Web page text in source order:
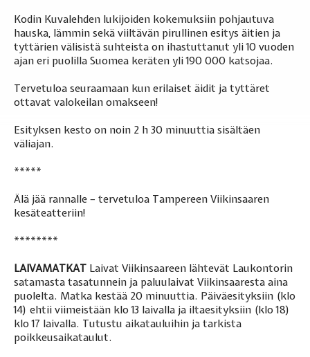
Kodin Kuvalehden lukijoiden kokemuksiin pohjautuva
hauska, lämmin sekä viiltävän pirullinen esitys äitien ja
tyttärien välisistä suhteista on ihastuttanut yli 10 vuoden
ajan eri puolilla Suomea keräten yli 190 000 katsojaa.
Tervetuloa seuraamaan kun erilaiset äidit ja tyttäret
ottavat valokeilan omakseen!
Esityksen kesto on noin 2 h 30 minuuttia sisältäen
väliajan.
*****
Älä jää rannalle – tervetuloa Tampereen Viikinsaaren
kesäteatteriin!
********
LAIVAMATKAT Laivat Viikinsaareen lähtevät Laukontorin
satamasta tasatunnein ja paluulaivat Viikinsaaresta aina
puolelta. Matka kestää 20 minuuttia. Päiväesityksiin (klo
14) ehtii viimeistään klo 13 laivalla ja iltaesityksiin (klo 18)
klo 17 laivalla. Tutustu aikatauluihin ja tarkista
poikkeusaikataulut.